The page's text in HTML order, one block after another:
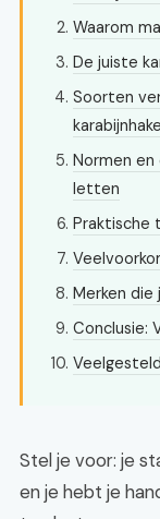
Waarom
De juiste
Soorten
Normen
letten
Praktische
Merken
Conclusie:
Stel je voor: je
en je hebt je